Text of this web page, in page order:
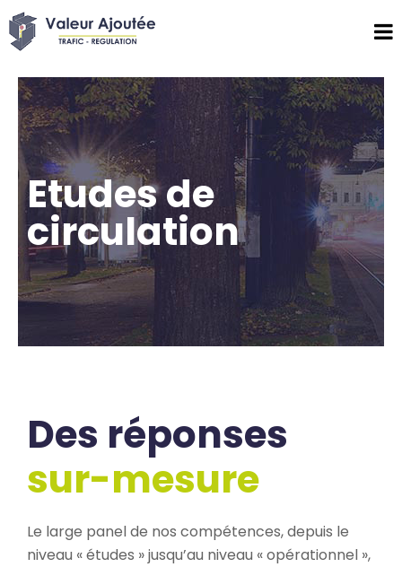
Etudes de
circulation
Des réponses
sur-mesure
Le large panel de nos compétences, depuis le
niveau « études » jusqu’au niveau « opérationnel »,